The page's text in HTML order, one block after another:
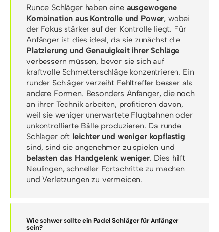
Runde Schläger haben eine ausgewogene
Kombination aus Kontrolle und Power, wobei
der Fokus stärker auf der Kontrolle liegt. Für
Anfänger ist dies ideal, da sie zunächst die
Platzierung und Genauigkeit ihrer Schläge
verbessern müssen, bevor sie sich auf
kraftvolle Schmetterschläge konzentrieren. Ein
runder Schläger verzeiht Fehltreffer besser als
andere Formen. Besonders Anfänger, die noch
an ihrer Technik arbeiten, profitieren davon,
weil sie weniger unerwartete Flugbahnen oder
unkontrollierte Bälle produzieren. Da runde
Schläger oft leichter und weniger kopflastig
sind, sind sie angenehmer zu spielen und
belasten das Handgelenk weniger. Dies hilft
Neulingen, schneller Fortschritte zu machen
und Verletzungen zu vermeiden.
Wie schwer sollte ein Padel Schläger für Anfänger
sein?